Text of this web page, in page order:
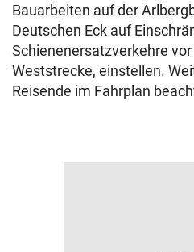
Bauarbeiten auf der
Deutschen Eck auf
Schienenersatzverkehre
Weststrecke, einstellen.
Reisende im Fahrplan